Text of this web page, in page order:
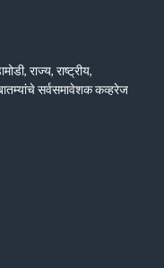
राज्य, राष्ट्रीय,
सर्वसमावेशक कव्हरेज